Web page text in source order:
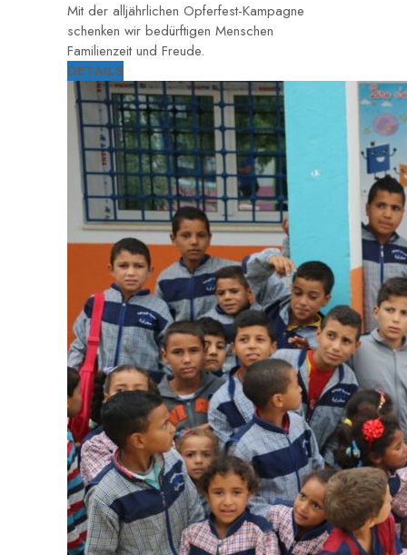
Mit der alljährlichen Opferfest-Kampagne
schenken wir bedürftigen Menschen
Familienzeit und Freude.
DETAILS